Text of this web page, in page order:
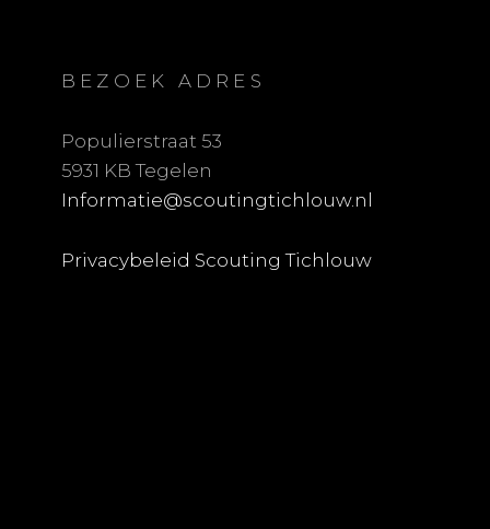
BEZOEK ADRES
Populierstraat 53
5931 KB Tegelen
Informatie@scoutingtichlouw.nl
Privacybeleid Scouting Tichlouw